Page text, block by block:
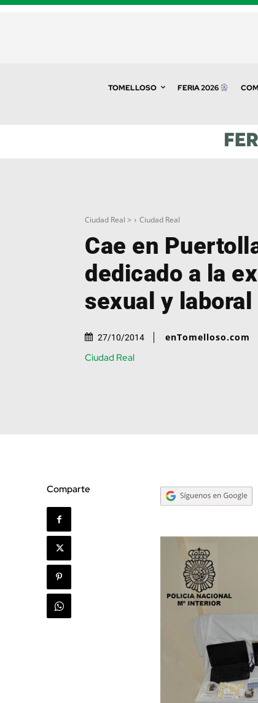
TOMELLOSO FERIA 2026
Ciudad Real > Ciudad Real
Cae en
dedicado a la
sexual y
27/10/2014 enTomelloso.com
Ciudad Real
Comparte